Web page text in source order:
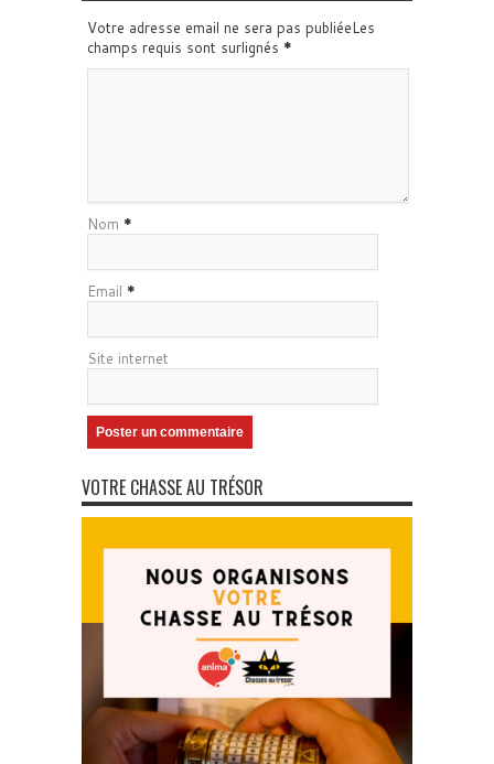
Votre adresse email ne sera pas publiéeLes
champs requis sont surlignés *
Nom *
Email *
Site internet
VOTRE CHASSE AU TRÉSOR